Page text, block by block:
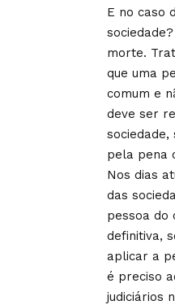
E no caso
morte.
que uma
comum e
deve ser
pela pena
Nos dias
das
pessoa do
definitiva,
aplicar a
é preciso
judiciários